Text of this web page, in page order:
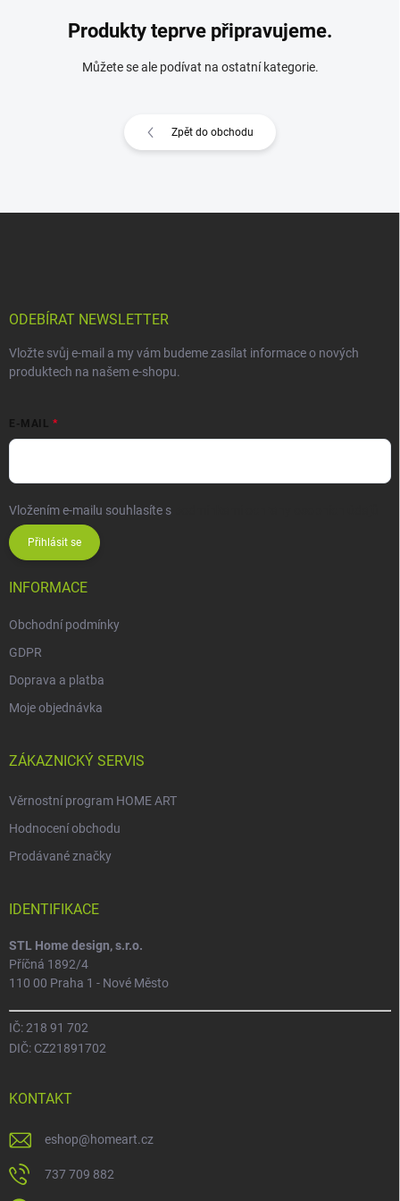
Produkty teprve připravujeme.
Můžete se ale podívat na ostatní kategorie.
Zpět do obchodu
ODEBÍRAT NEWSLETTER
Vložte svůj e-mail a my vám budeme zasílat informace o nových
produktech na našem e-shopu.
E-MAIL
Vložením e-mailu souhlasíte s
Přihlásit se
INFORMACE
Obchodní podmínky
GDPR
Doprava a platba
Moje objednávka
ZÁKAZNICKÝ SERVIS
Věrnostní program HOME ART
Hodnocení obchodu
Prodávané značky
IDENTIFIKACE
STL Home design, s.r.o.
Příčná 1892/4
110 00 Praha 1 - Nové Město
IČ: 218 91 702
DIČ: CZ21891702
KONTAKT
eshop@homeart.cz
737 709 882